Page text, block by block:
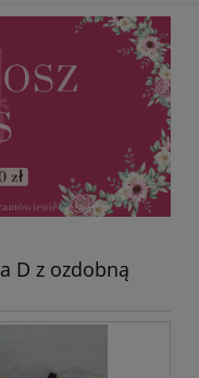
D z ozdobną